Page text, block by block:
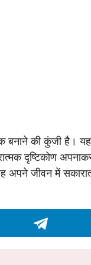
बनाने की कुंजी है।
दृष्टिकोण
अपने जीवन में